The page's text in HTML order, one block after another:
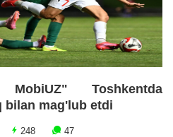
Toshkentda
mag'lub etdi
248 47